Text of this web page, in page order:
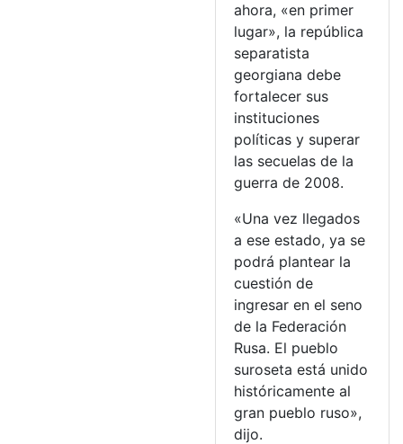
ahora, «en primer
lugar», la república
separatista
georgiana debe
fortalecer sus
instituciones
políticas y superar
las secuelas de la
guerra de 2008.
«Una vez llegados
a ese estado, ya se
podrá plantear la
cuestión de
ingresar en el seno
de la Federación
Rusa. El pueblo
suroseta está unido
históricamente al
gran pueblo ruso»,
dijo.